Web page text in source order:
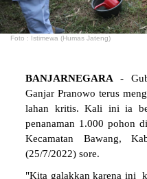
Foto : Istimewa (Humas Jateng)
BANJARNEGARA-
Ganjar Pranowo terus
lahan kritis. Kali ini ia
penanaman 1.000 pohon
Kecamatan Bawang,
(25/7/2022) sore.
"Kita galakkan karena ini